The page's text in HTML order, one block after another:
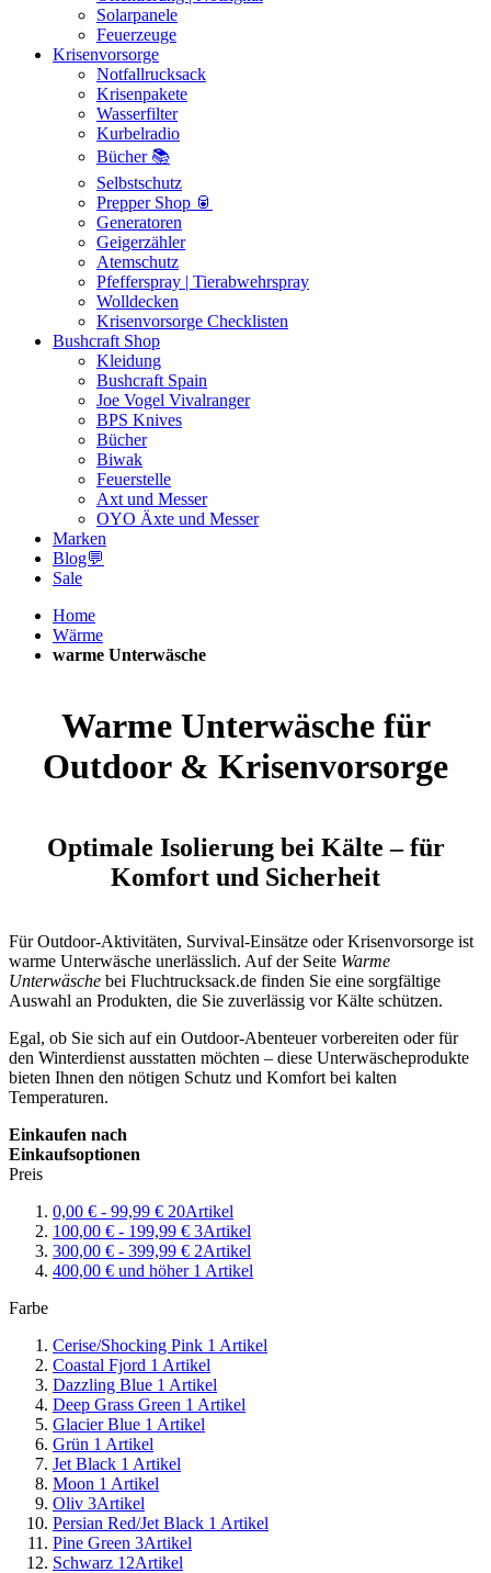
Solarpanele
Feuerzeuge
Krisenvorsorge
Notfallrucksack
Krisenpakete
Wasserfilter
Kurbelradio
Bücher 📚
Selbstschutz
Prepper Shop 🥫
Generatoren
Geigerzähler
Atemschutz
Pfefferspray | Tierabwehrspray
Wolldecken
Krisenvorsorge Checklisten
Bushcraft Shop
Kleidung
Bushcraft Spain
Joe Vogel Vivalranger
BPS Knives
Bücher
Biwak
Feuerstelle
Axt und Messer
OYO Äxte und Messer
Marken
Blog💬
Sale
Home
Wärme
warme Unterwäsche
Warme Unterwäsche für
Outdoor & Krisenvorsorge
Optimale Isolierung bei Kälte – für
Komfort und Sicherheit
Für Outdoor-Aktivitäten, Survival-Einsätze oder Krisenvorsorge ist
warme Unterwäsche unerlässlich. Auf der Seite Warme
Unterwäsche bei Fluchtrucksack.de finden Sie eine sorgfältige
Auswahl an Produkten, die Sie zuverlässig vor Kälte schützen.
Egal, ob Sie sich auf ein Outdoor-Abenteuer vorbereiten oder für
den Winterdienst ausstatten möchten – diese Unterwäscheprodukte
bieten Ihnen den nötigen Schutz und Komfort bei kalten
Temperaturen.
Einkaufen nach
Einkaufsoptionen
Preis
0,00 € - 99,99 € 20Artikel
100,00 € - 199,99 € 3Artikel
300,00 € - 399,99 € 2Artikel
400,00 € und höher1 Artikel
Farbe
Cerise/Shocking Pink 1 Artikel
Coastal Fjord 1 Artikel
Dazzling Blue 1 Artikel
Deep Grass Green 1 Artikel
Glacier Blue 1 Artikel
Grün 1 Artikel
Jet Black 1 Artikel
Moon 1 Artikel
Oliv 3Artikel
Persian Red/Jet Black 1 Artikel
Pine Green 3Artikel
Schwarz 12Artikel